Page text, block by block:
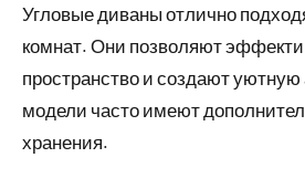
Угловые диваны отлично
комнат. Они позволяют
пространство и создают
модели часто имеют
хранения.